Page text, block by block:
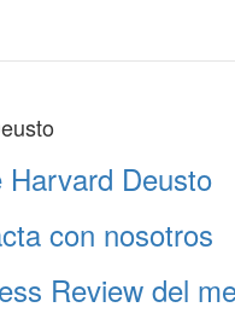
Harvard Deusto
con nosotros
Review del